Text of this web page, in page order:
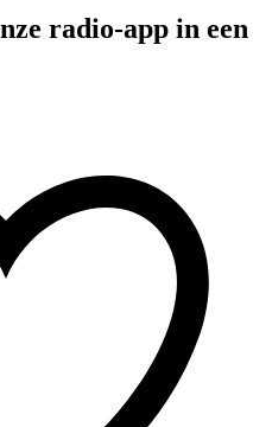
radio-app in een